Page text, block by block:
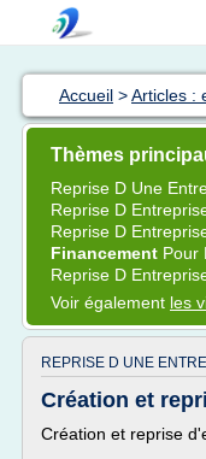
Accueil >Articles :
Thèmes
Reprise D Une
Reprise D
Reprise D
Financement Pour
Reprise D
Voir également les
REPRISE D UNE
Création et
Création et reprise